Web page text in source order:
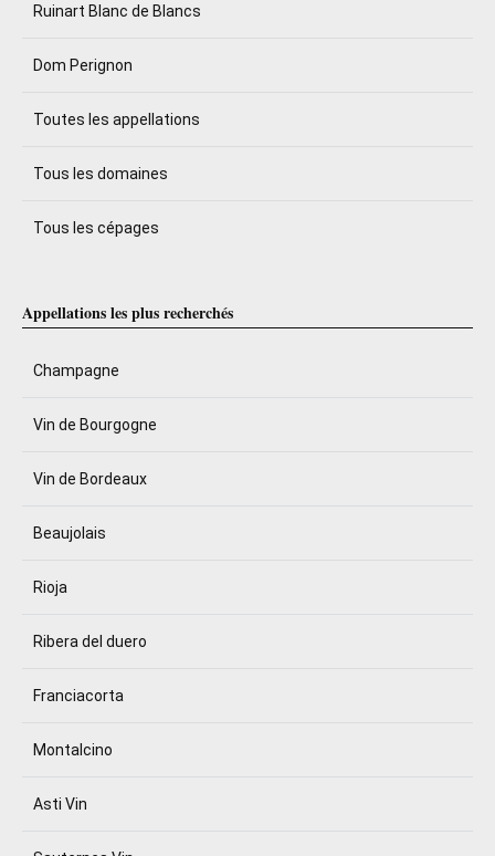
Ruinart Blanc de Blancs
Dom Perignon
Toutes les appellations
Tous les domaines
Tous les cépages
Appellations les plus recherchés
Champagne
Vin de Bourgogne
Vin de Bordeaux
Beaujolais
Rioja
Ribera del duero
Franciacorta
Montalcino
Asti Vin